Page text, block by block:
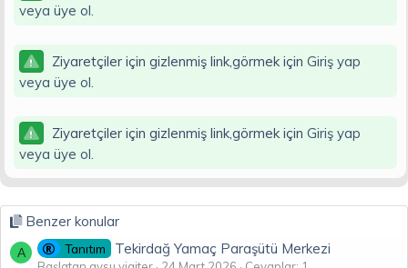
veya üye ol.
Ziyaretçiler için gizlenmiş link,görmek için Giriş yap
veya üye ol.
Ziyaretçiler için gizlenmiş link,görmek için Giriş yap
veya üye ol.
Benzer konular
A Tanıtım Tekirdağ Yamaç Paraşütü Merkezi